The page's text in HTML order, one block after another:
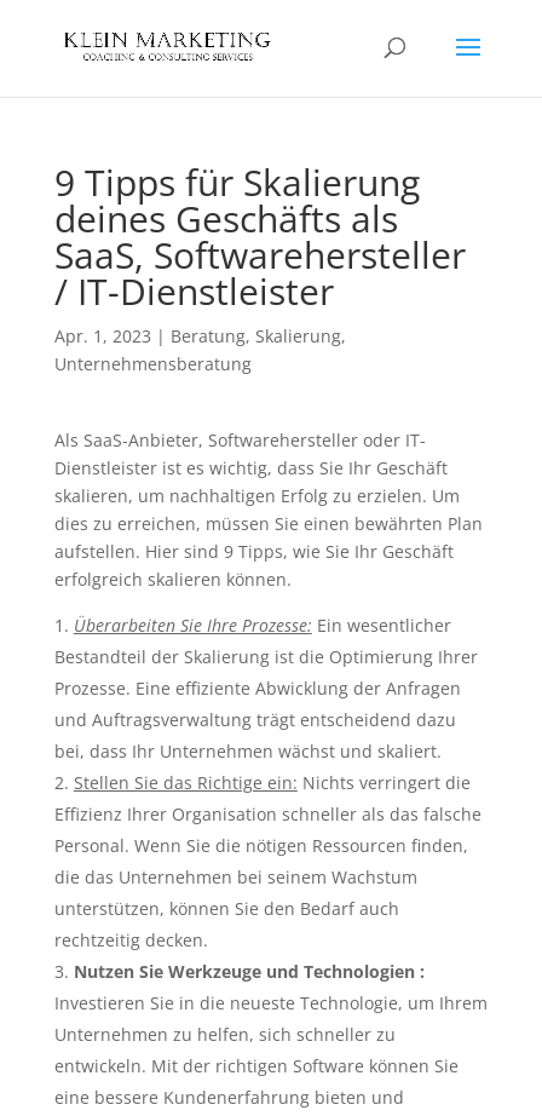
9 Tipps für Skalierung
deines Geschäfts als
SaaS, Softwarehersteller
/ IT-Dienstleister
Apr. 1, 2023 | Beratung, Skalierung,
Unternehmensberatung
Als SaaS-Anbieter, Softwarehersteller oder IT-
Dienstleister ist es wichtig, dass Sie Ihr Geschäft
skalieren, um nachhaltigen Erfolg zu erzielen. Um
dies zu erreichen, müssen Sie einen bewährten Plan
aufstellen. Hier sind 9 Tipps, wie Sie Ihr Geschäft
erfolgreich skalieren können.
Überarbeiten Sie Ihre Prozesse: Ein wesentlicher
Bestandteil der Skalierung ist die Optimierung Ihrer
Prozesse. Eine effiziente Abwicklung der Anfragen
und Auftragsverwaltung trägt entscheidend dazu
bei, dass Ihr Unternehmen wächst und skaliert.
Stellen Sie das Richtige ein: Nichts verringert die
Effizienz Ihrer Organisation schneller als das falsche
Personal. Wenn Sie die nötigen Ressourcen finden,
die das Unternehmen bei seinem Wachstum
unterstützen, können Sie den Bedarf auch
rechtzeitig decken.
Nutzen Sie Werkzeuge und Technologien :
Investieren Sie in die neueste Technologie, um Ihrem
Unternehmen zu helfen, sich schneller zu
entwickeln. Mit der richtigen Software können Sie
eine bessere Kundenerfahrung bieten und